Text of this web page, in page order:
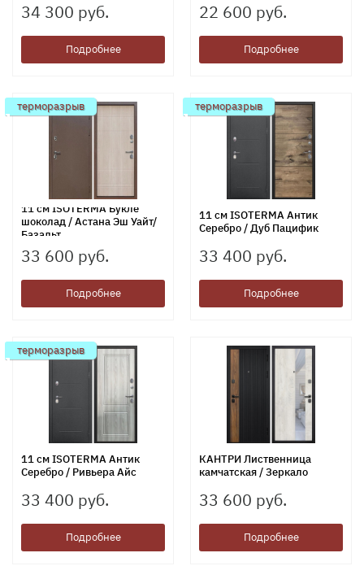
34 300 руб.
Подробнее
22 600 руб.
Подробнее
терморазрыв
11 см ISOTERMA Букле
шоколад / Астана Эш Уайт/
Базальт
33 600 руб.
Подробнее
терморазрыв
11 см ISOTERMA Антик
Серебро / Дуб Пацифик
33 400 руб.
Подробнее
терморазрыв
11 см ISOTERMA Антик
Серебро / Ривьера Айс
33 400 руб.
Подробнее
КАНТРИ Лиственница
камчатская / Зеркало
33 600 руб.
Подробнее